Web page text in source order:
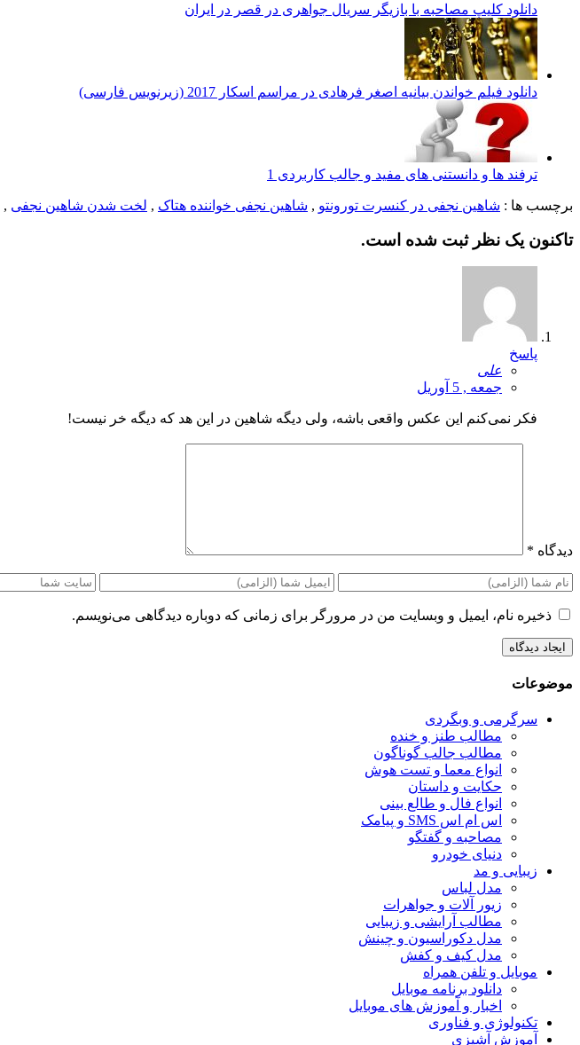
دانلود کلیپ مصاحبه با بازیگر سریال جواهری در قصر در ایران
دانلود فیلم خواندن بیانیه اصغر فرهادی در مراسم اسکار 2017 (زیرنویس فارسی)
ترفند ها و دانستنی های مفید و جالب کاربردی 1
برچسب ها : شاهین نجفی در کنسرت تورونتو , شاهین نجفی خواننده هتاک , لخت شدن شاهین نجفی ,
تاکنون یک نظر ثبت شده است.
پاسخ
علی
جمعه , 5 آوریل
فکر نمی‌کنم این عکس واقعی باشه، ولی دیگه شاهین در این هد که دیگه خر نیست!
دیدگاه *
ذخیره نام، ایمیل و وبسایت من در مرورگر برای زمانی که دوباره دیدگاهی می‌نویسم.
موضوعات
سرگرمی و وبگردی
مطالب طنز و خنده
مطالب جالب گوناگون
انواع معما و تست هوش
حکایت و داستان
انواع فال و طالع بینی
اس ام اس SMS و پیامک
مصاحبه و گفتگو
دنیای خودرو
زیبایی و مد
مدل لباس
زیور آلات و جواهرات
مطالب آرایشی و زیبایی
مدل دکوراسیون و چینش
مدل کیف و کفش
موبایل و تلفن همراه
دانلود برنامه موبایل
اخبار و آموزش های موبایل
تکنولوژی و فناوری
آموزش آشپزی